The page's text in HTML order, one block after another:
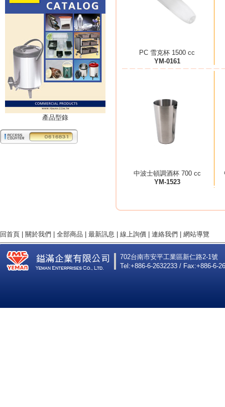
產品型錄
PC 雪克杯 1500 cc
YM-0161
中波士頓調酒杯 700 cc
YM-1523
回首頁 關於我們 全部商品 最新訊息 線上詢價 連絡我們 網站導覽
702台南市安平工業區新仁路2-1號
Tel:+886-6-2632233 / Fax:+886-6-